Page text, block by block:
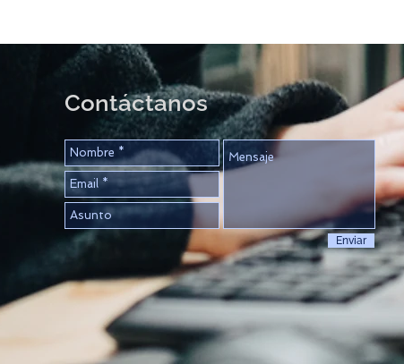
Contáctanos
Enviar